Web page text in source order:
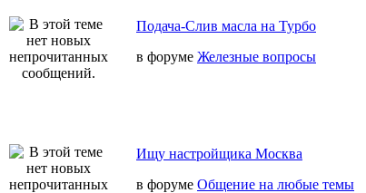
Подача-Слив масла на Турбо
в форуме Железные вопросы
Ищу настройщика Москва
в форуме Общение на любые темы